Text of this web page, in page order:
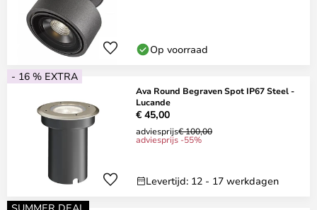
Op voorraad
- 16 % EXTRA
Ava Round Begraven Spot IP67 Steel -
Lucande
€ 45,00
adviesprijs€ 100,00
adviesprijs -55%
Levertijd: 12 - 17 werkdagen